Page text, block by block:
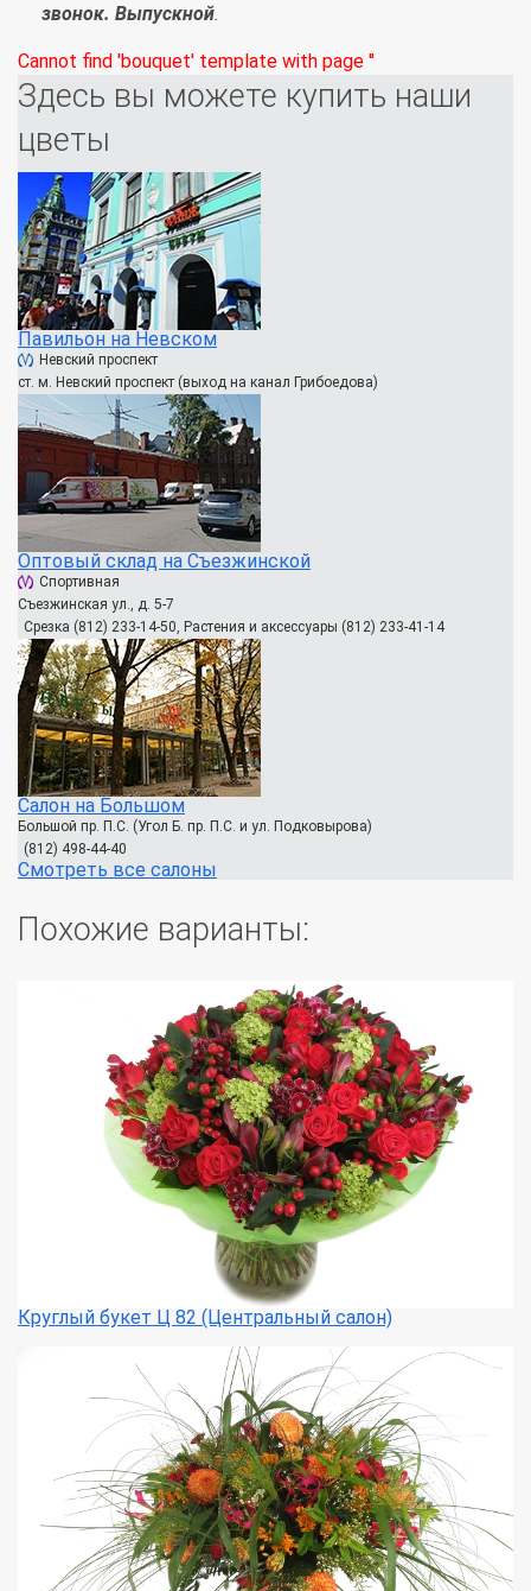
звонок. Выпускной.
Cannot find 'bouquet' template with page ''
Здесь вы можете купить наши
цветы
Павильон на Невском
Невский проспект
ст. м. Невский проспект (выход на канал Грибоедова)
Оптовый склад на Съезжинской
Спортивная
Съезжинская ул., д. 5-7
Срезка (812) 233-14-50, Растения и аксессуары (812) 233-41-14
Салон на Большом
Большой пр. П.С. (Угол Б. пр. П.С. и ул. Подковырова)
(812) 498-44-40
Смотреть все салоны
Похожие варианты:
Круглый букет Ц 82 (Центральный салон)